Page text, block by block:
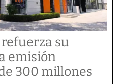
su
emisión
300 millones